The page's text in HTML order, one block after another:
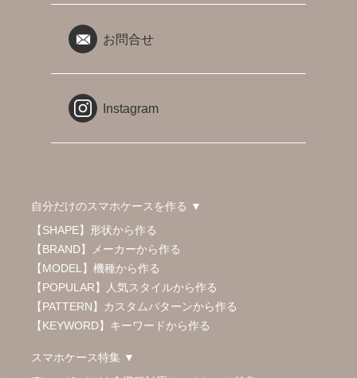
お問合せ
Instagram
自分だけのスマホケースを作る ▼
【SHAPE】形状から作る
【BRAND】メーカーから作る
【MODEL】機種から作る
【POPULAR】人気スタイルから作る
【PATTERN】カスタムパターンから作る
【KEYWORD】キーワードから作る
スマホケース特集 ▼